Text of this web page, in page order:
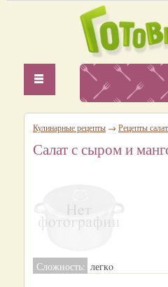
Кулинарные рецепты → Рецепты
Салат с сыром и
Сложность: легкo